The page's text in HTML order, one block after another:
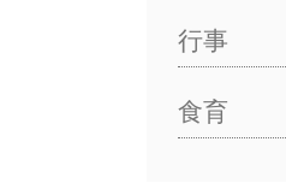
行事
食育